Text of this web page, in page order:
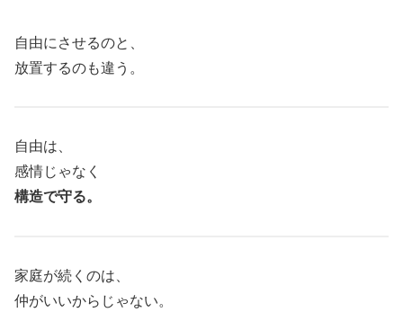
自由にさせるのと、
放置するのも違う。
自由は、
感情じゃなく
構造で守る。
家庭が続くのは、
仲がいいからじゃない。